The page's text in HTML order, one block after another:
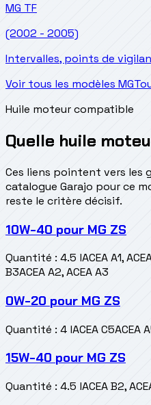
MG TF
(2002 - 2005)
Intervalles, points de
Voir tous les modèles MG
Huile moteur compatible
Quelle huile
Ces liens pointent vers les
catalogue Garajo pour ce
reste le critère décisif.
10W-40 pour MG ZS
Quantité : 4.5 lACEA A1,
B3ACEA A2, ACEA A3
0W-20 pour MG ZS
Quantité : 4 lACEA C5ACEA
15W-40 pour MG ZS
Quantité :4.5 lACEA B2,